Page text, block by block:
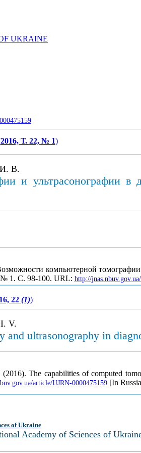
UKRAINE
2016, Т. 22, № 1)
В.
и ультрасонографии в
компьютерной томографии
№ 1. С. 98-100. URL: http://
22 (1))
V.
and ultrasonography in
The capabilities of computed
article/UJRN-0000475159[In
of Ukraine
Academy of Sciences of